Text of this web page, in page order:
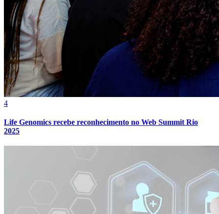
4
Life Genomics recebe reconhecimento no Web Summit Rio
2025